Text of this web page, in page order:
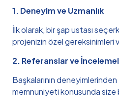
1. Deneyim ve Uzmanlık
İlk olarak, bir şap ustası
projenizin özel gereksinimleri
2. Referanslar ve
Başkalarının
memnuniyeti konusunda size